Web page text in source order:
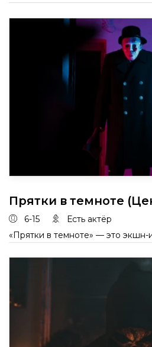
Прятки в темноте
6-15
Есть актёр
«Прятки в темноте» — это экшн-